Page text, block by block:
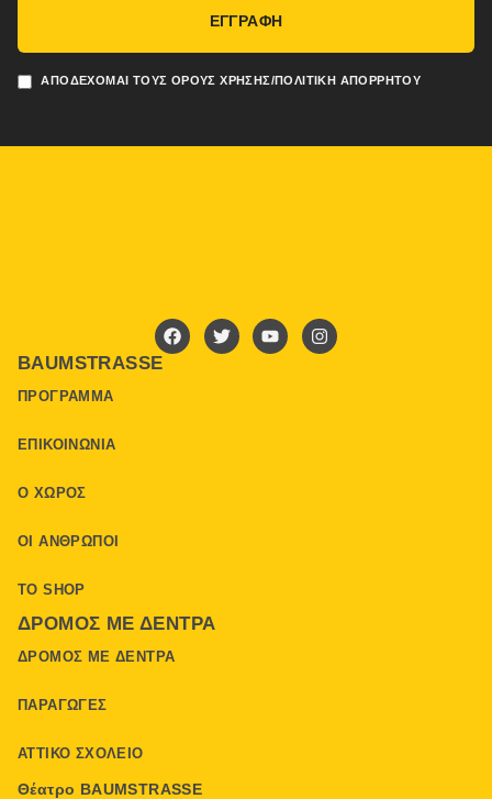
ΑΠΟΔΈΧΟΜΑΙ ΤΟΥΣ ΌΡΟΥΣ ΧΡΉΣΗΣ/ΠΟΛΙΤΙΚΉ ΑΠΟΡΡΉΤΟΥ
ΕΓΓΡΑΦΗ
BAUMSTRASSE
ΠΡΌΓΡΑΜΜΑ
ΕΠΙΚΟΙΝΩΝΊΑ
Ο ΧΏΡΟΣ
ΟΙ ΆΝΘΡΩΠΟΙ
ΤΟ SHOP
ΔΡΌΜΟΣ ΜΕ ΔΈΝΤΡΑ
ΔΡΌΜΟΣ ΜΕ ΔΈΝΤΡΑ
ΠΑΡΑΓΩΓΈΣ
ΑΤΤΙΚΌ ΣΧΟΛΕΊΟ
Θέατρο BAUMSTRASSE